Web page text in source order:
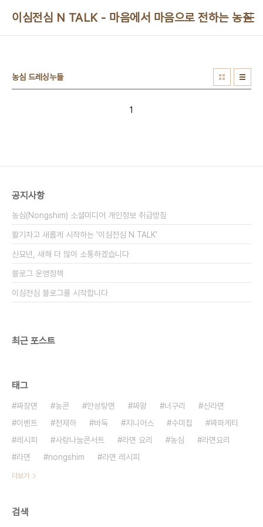
이심전심 N TALK - 마음에서 마음으로 전하는 농심
농심 드레싱누들
1
공지사항
농심(Nongshim) 소셜미디어 개인정보 취급방침
활기차고 새롭게 시작하는 '이심전심 N TALK'
신묘년, 새해 더 많이 소통하겠습니다
블로그 운영정책
이심전심 블로그를 시작합니다
최근 포스트
태그
짜장면 농콘 안성탕면 짜왕 너구리
신라면
이벤트
천재하 바둑 지니어스 수미칩
짜파게티
레시피
사랑나눔콘서트 라면 요리 농심
라면요리
라면
nongshim 라면 레시피
더보기
검색